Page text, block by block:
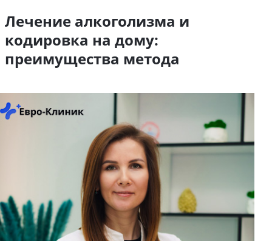
Лечение алкоголизма и
кодировка на дому:
преимущества метода